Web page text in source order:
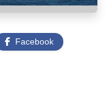
Facebook